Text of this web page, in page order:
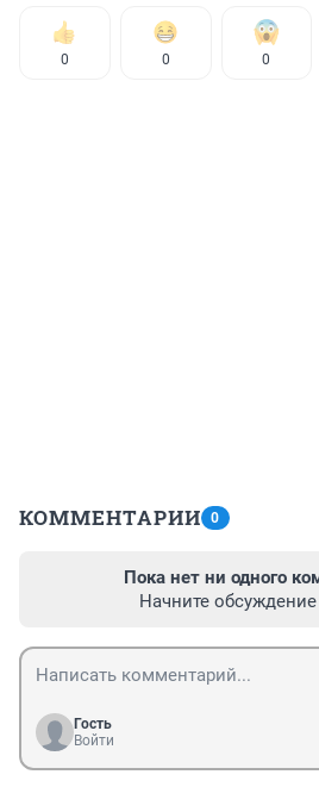
0 0 0
КОММЕНТАРИИ 0
Пока нет ни одного
Начните
Гость
Войти